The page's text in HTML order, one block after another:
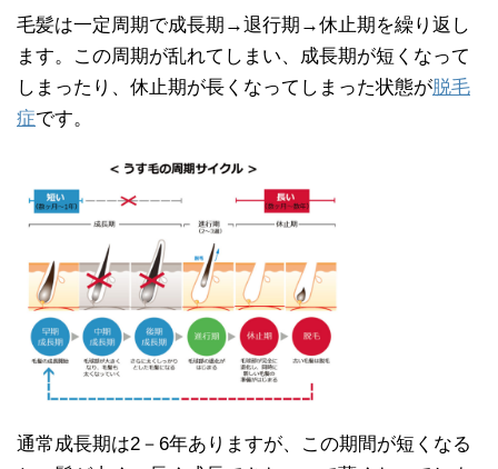
毛髪は一定周期で成長期→退行期→休止期を繰り返し
ます。この周期が乱れてしまい、成長期が短くなって
しまったり、休止期が長くなってしまった状態が脱毛
症です。
通常成長期は2－6年ありますが、この期間が短くなる